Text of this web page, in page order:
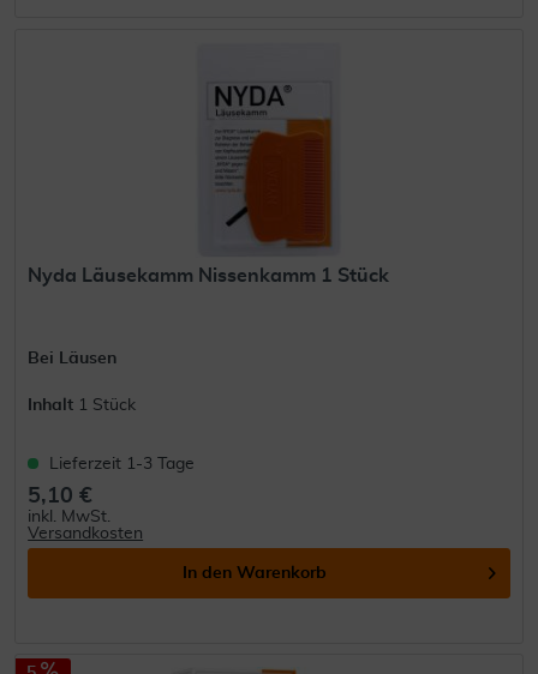
Nyda Läusekamm Nissenkamm 1 Stück
Bei Läusen
Inhalt 1 Stück
Lieferzeit 1-3 Tage
5,10 €
inkl. MwSt.
Versandkosten
In den Warenkorb